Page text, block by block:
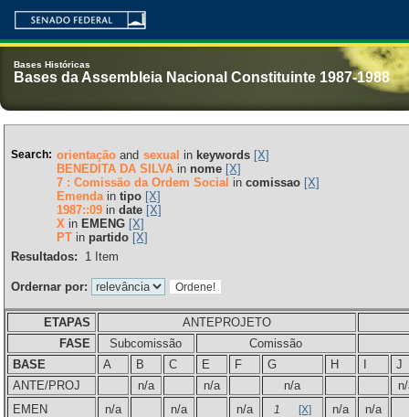
Bases Históricas
Bases da Assembleia Nacional Constituinte 1987-1988
Search: orientaçãoand sexual in keywords [X]
BENEDITA DA SILVAin nome [X]
7 : Comissão da Ordem Social in comissao [X]
Emendain tipo [X]
1987::09in date [X]
Xin EMENG [X]
PTin partido [X]
Resultados:
1Item
Ordernar por:
ETAPAS
ANTEPROJETO
FASE
Subcomissão
Comissão
BASE
A B C E F G H
J
ANTE/PROJ
n/a n/a n/a
EMEN
n/a n/a n/a 1 [X] n/a
n/a